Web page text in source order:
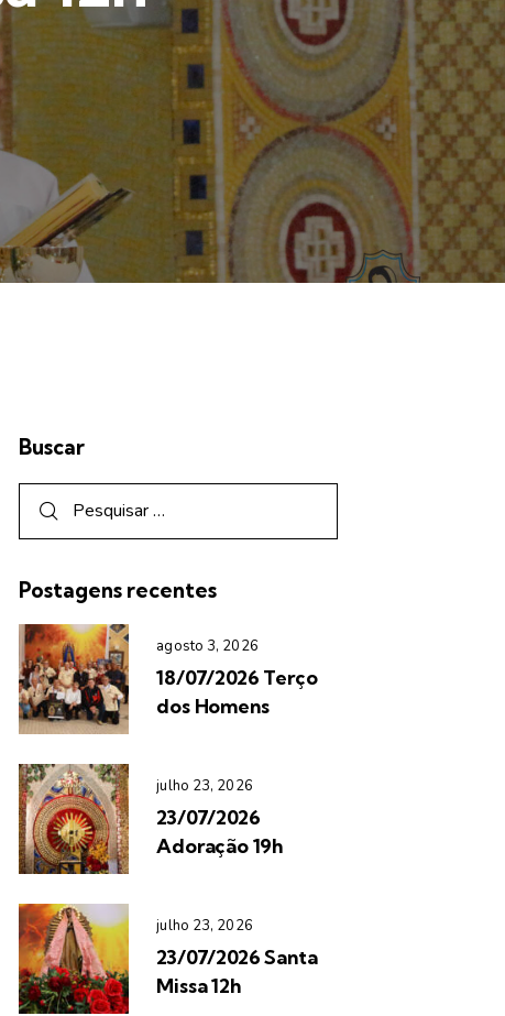
Buscar
Postagens recentes
agosto 3, 2026
18/07/2026 Terço
dos Homens
julho 23, 2026
23/07/2026
Adoração 19h
julho 23, 2026
23/07/2026 Santa
Missa 12h